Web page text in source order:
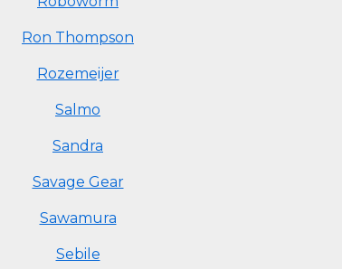
Ron Thompson
Rozemeijer
Salmo
Sandra
Savage Gear
Sawamura
Sebile